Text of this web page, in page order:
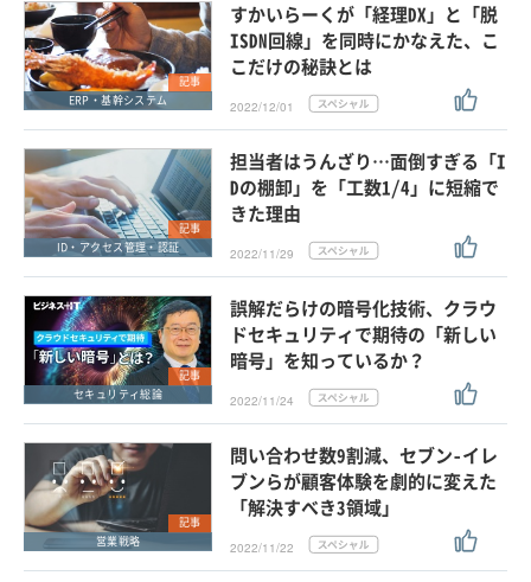
記事
ERP・基幹システム
すかいらーくが「経理DX」と「脱
ISDN回線」を同時にかなえた、こ
こだけの秘訣とは
2022/12/01
記事
ID・アクセス管理・認証
担当者はうんざり…面倒すぎる「I
Dの棚卸」を「工数1/4」に短縮で
きた理由
2022/11/29
記事
セキュリティ総論
誤解だらけの暗号化技術、クラウ
ドセキュリティで期待の「新しい
暗号」を知っているか？
2022/11/24
記事
営業戦略
問い合わせ数9割減、セブン-イレ
ブンらが顧客体験を劇的に変えた
「解決すべき3領域」
2022/11/22